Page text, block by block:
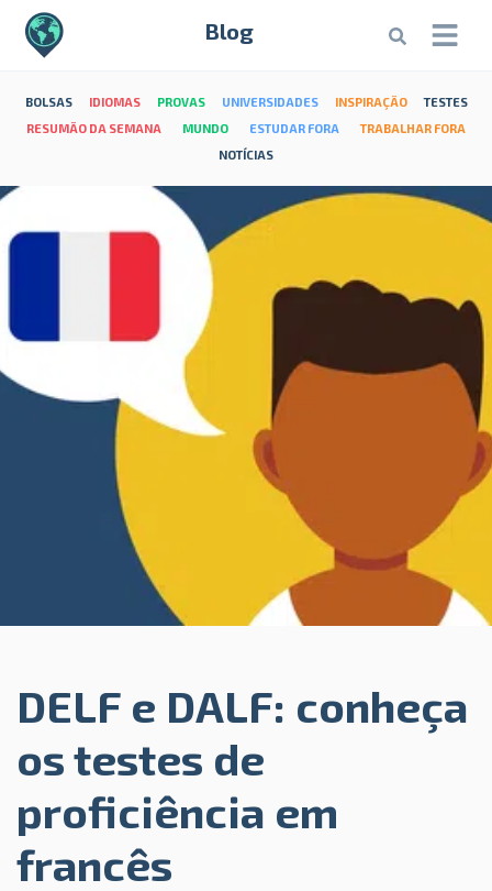
Blog
BOLSAS IDIOMAS PROVAS UNIVERSIDADES INSPIRAÇÃO
TESTES
RESUMÃO DA SEMANA
MUNDO ESTUDAR FORA
TRABALHAR FORA
NOTÍCIAS
DELF e DALF: conheça
os testes de
proficiência em
francês